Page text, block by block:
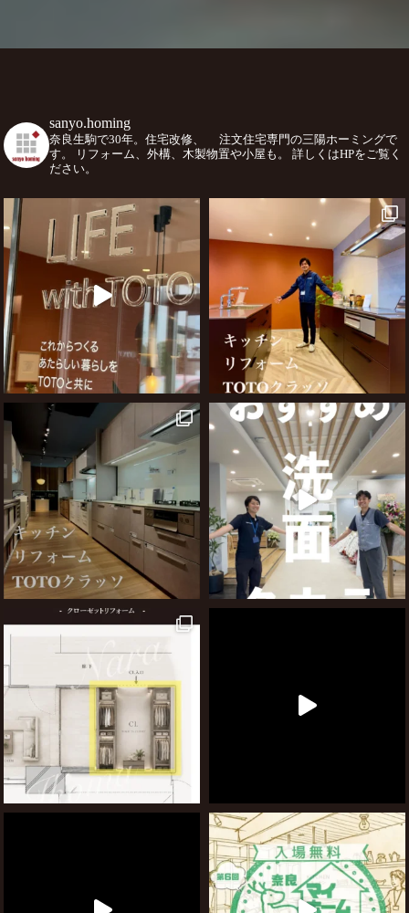
sanyo.homing
奈良生駒で30年。住宅改修、
注文住宅専門の三陽ホーミングで
す。
リフォーム、外構、木製物置や小屋も。
詳しくはHPをご覧く
ださい。